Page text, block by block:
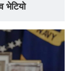
भेटियो